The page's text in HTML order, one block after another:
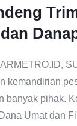
kemandirian
banyak pihak.
Umat dan